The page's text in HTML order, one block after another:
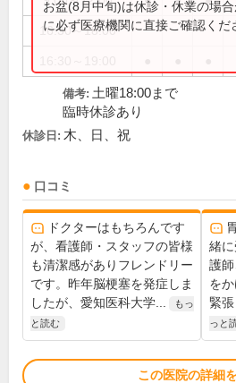
16:30～18:00
お盆(8月中旬)は休診・休業の場
に必ず医療機関に直接ご確認くだ
備考: 土曜18:00まで
臨時休診あり
休診日: 木、日、祝
口コミ
ドクターはもちろんです
が、看護師・スタッフの皆様
も清潔感がありフレンドリー
です。昨年脳梗塞を発症しま
したが、愛知医科大学...
もっ
と読む
緒
護
を
緊
っと
この医院の詳細